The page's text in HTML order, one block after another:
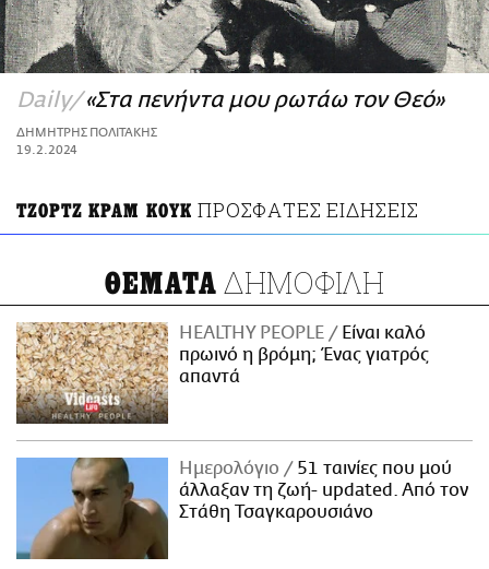
ΑΜΠΑ
PRINT
Daily «Στα πενήντα μου ρωτάω τον Θεό»
ΔΗΜΗΤΡΗΣ ΠΟΛΙΤΑΚΗΣ
19.2.2024
ΤΖΟΡΤΖ ΚΡΑΜ ΚΟΥΚ ΠΡΟΣΦΑΤΕΣ ΕΙΔΗΣΕΙΣ
ΘΕΜΑΤΑ ΔΗΜΟΦΙΛΗ
HEALTHY PEOPLE
Είναι καλό
πρωινό η βρόμη; Ένας γιατρός
απαντά
Ημερολόγιο
51 ταινίες που μού
άλλαξαν τη ζωή- updated. Aπό τον
Στάθη Τσαγκαρουσιάνο